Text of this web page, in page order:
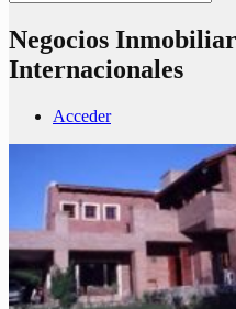
por:
Negocios
Internacionales
Acceder